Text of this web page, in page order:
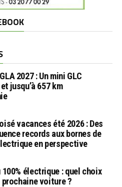
2027 : Un mini GLC
jusqu’à 657 km
vacances été 2026 : Des
records aux bornes de
en perspective
100% électrique : quel choix
voiture ?